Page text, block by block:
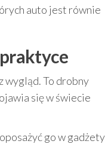
auto jest równie
wygląd. To drobny
się w świecie
go w gadżety